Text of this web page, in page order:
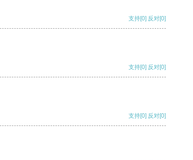
支持[0] 反对[0]
支持[0] 反对[0]
支持[0] 反对[0]